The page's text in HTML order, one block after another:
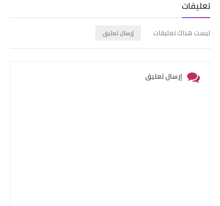
تعليقات
ليست هناك تعليقات إرسال تعليق
إرسال تعليق